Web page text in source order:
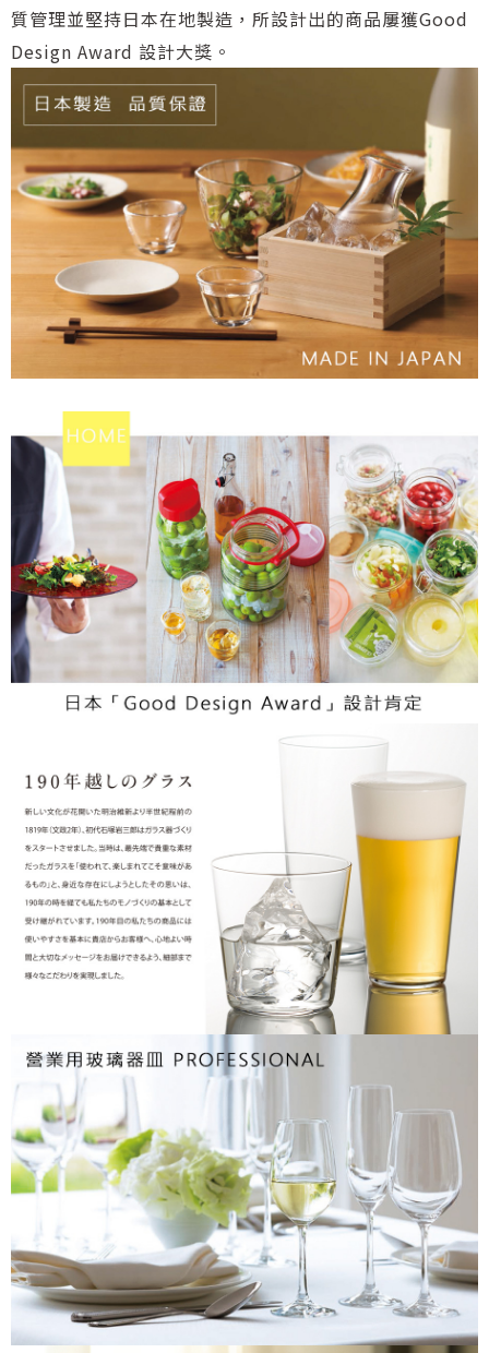
質管理並堅持日本在地製造，所設計出的商品屢獲Good
Design Award 設計大獎。